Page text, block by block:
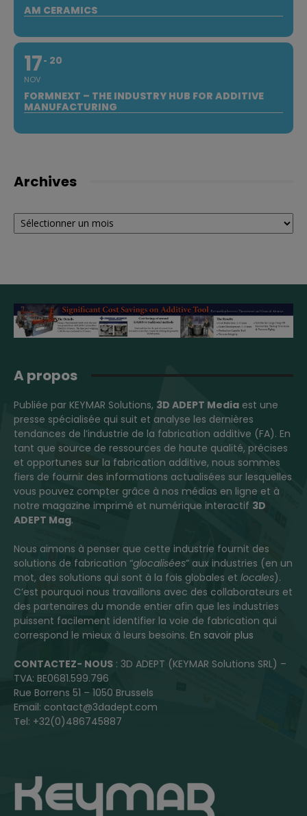
AM CERAMICS
17
NOV
20
FORMNEXT – THE INDUSTRY HUB FOR ADDITIVE
MANUFACTURING
Archives
Archives
A propos
Publiée par KEYMAR Solutions, 3D ADEPT Media est une
presse spécialisée qui suit et analyse les dernières
tendances de l’industrie de la fabrication additive (FA). En
tant que source de ressources de haute qualité, précises
et opportunes sur la fabrication additive, nous sommes
fiers de fournir des informations actualisées sur lesquelles
vous pouvez compter grâce à nos médias en ligne et à
notre magazine imprimé et numérique interactif 3D
ADEPT Mag.
Nous aimons à penser que cette industrie fournit des
solutions de fabrication “glocalisées” aux industries (en un
mot, des solutions qui sont à la fois globales et locales).
C’est pourquoi nous travaillons avec des collaborateurs et
des partenaires du monde entier afin que les industries
puissent facilement identifier la voie de fabrication qui
correspond le mieux à leurs besoins. En savoir plus
CONTACTEZ- NOUS : 3D ADEPT (KEYMAR Solutions SRL) –
TVA: BE0681.599.796
Rue Borrens 51 – 1050 Brussels
Email: contact@3dadept.com
Tel: +32(0)486745887